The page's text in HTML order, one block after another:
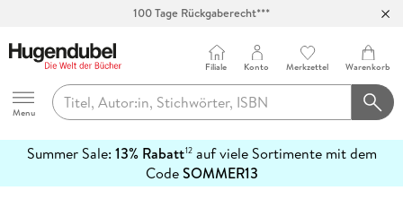
100 Tage Rückgaberecht***
Hugendubel
Menu
Filiale Konto Merkzettel Warenkorb
Summer Sale: 13% Rabatt12auf viele Sortimente mit dem
CodeSOMMER13
erfahren